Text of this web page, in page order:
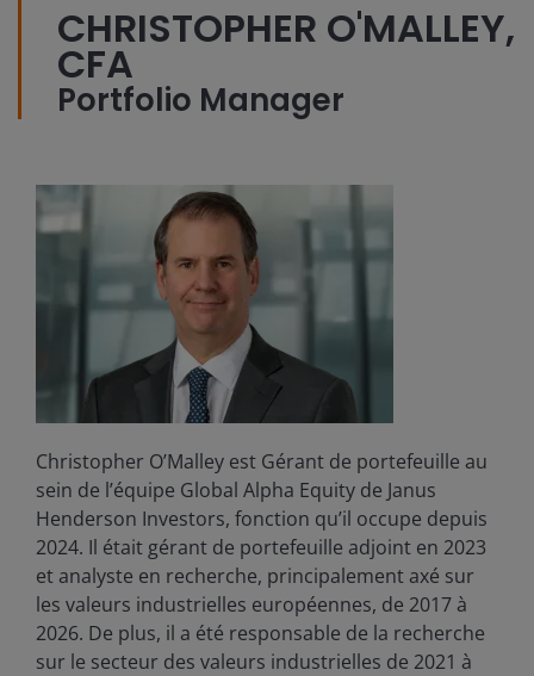
CHRISTOPHER O'MALLEY,
CFA
Portfolio Manager
Christopher O’Malley est Gérant de portefeuille au
sein de l’équipe Global Alpha Equity de Janus
Henderson Investors, fonction qu’il occupe depuis
2024. Il était gérant de portefeuille adjoint en 2023
et analyste en recherche, principalement axé sur
les valeurs industrielles européennes, de 2017 à
2026. De plus, il a été responsable de la recherche
sur le secteur des valeurs industrielles de 2021 à